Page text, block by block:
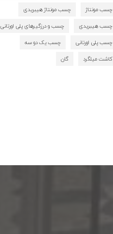
چسب مونتاژ
چسب مونتاژ هیبریدی
چسب هیبریدی
چسب و درزگیرهای پلی اورتانی
چسب پلی اورتانی
چسب یک دو سه
کاشت میلگرد
گان